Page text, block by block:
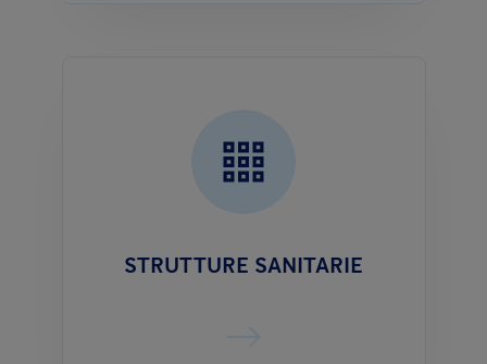
STRUTTURE SANITARIE